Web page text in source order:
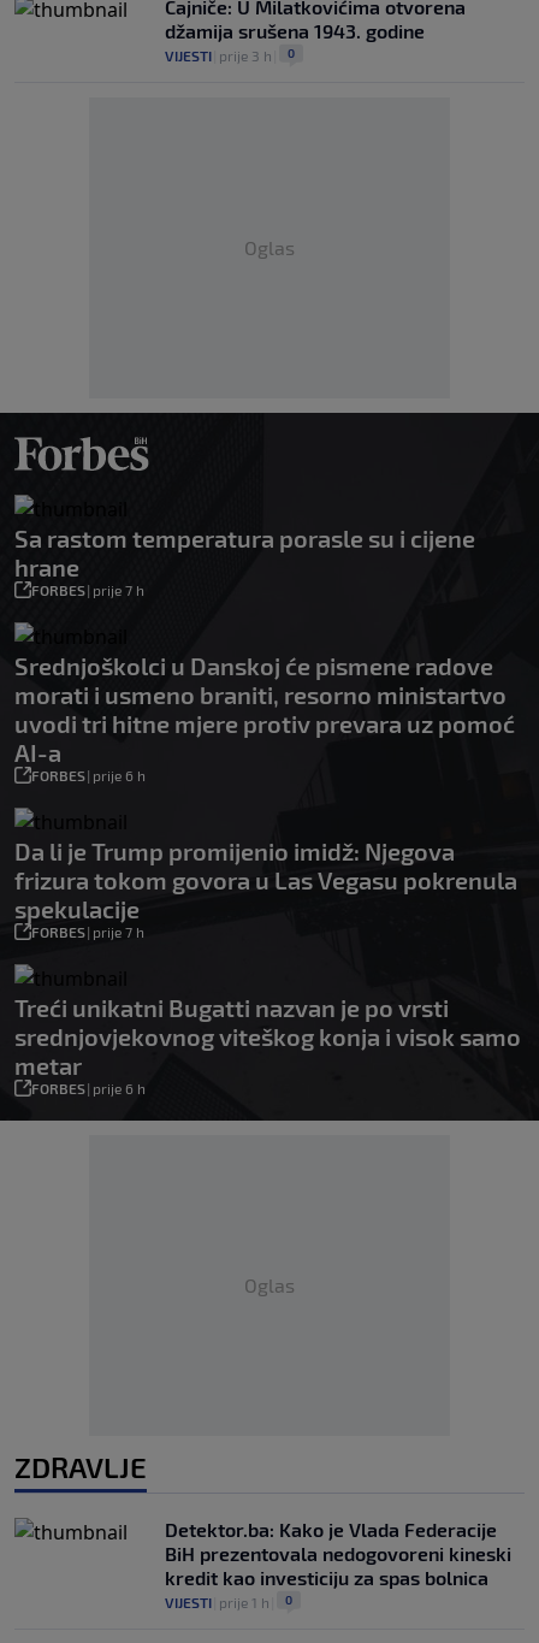
Čajniče: U Milatkovićima otvorena
džamija srušena 1943. godine
VIJESTI prije 3 h 0
Oglas
Sa rastom temperatura porasle su i cijene
hrane
FORBES| prije 7 h
Srednjoškolci u Danskoj će pismene radove
morati i usmeno braniti, resorno ministartvo
uvodi tri hitne mjere protiv prevara uz pomoć
AI-a
FORBES| prije 6 h
Da li je Trump promijenio imidž: Njegova
frizura tokom govora u Las Vegasu pokrenula
spekulacije
FORBES| prije 7 h
Treći unikatni Bugatti nazvan je po vrsti
srednjovjekovnog viteškog konja i visok samo
metar
FORBES| prije 6 h
Oglas
ZDRAVLJE
Detektor.ba: Kako je Vlada Federacije
BiH prezentovala nedogovoreni kineski
kredit kao investiciju za spas bolnica
VIJESTI prije 1 h 0